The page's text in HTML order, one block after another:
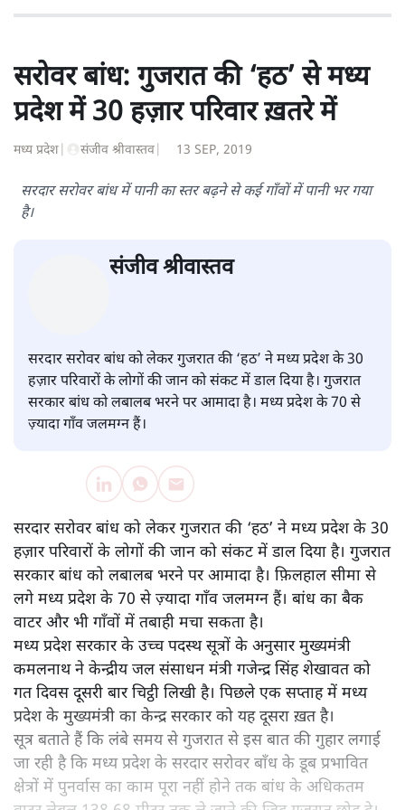
सरोवर बांध: गुजरात की ‘हठ’ से मध्य
प्रदेश में 30 हज़ार परिवार ख़तरे में
मध्य प्रदेश संजीव श्रीवास्तव 13 SEP, 2019
सरदार सरोवर बांध में पानी का स्तर बढ़ने से कई गाँवों में पानी भर गया
है।
संजीव श्रीवास्तव
सरदार सरोवर बांध को लेकर गुजरात की ‘हठ’ ने मध्य प्रदेश के 30
हज़ार परिवारों के लोगों की जान को संकट में डाल दिया है। गुजरात
सरकार बांध को लबालब भरने पर आमादा है। मध्य प्रदेश के 70 से
ज़्यादा गाँव जलमग्न हैं।
सरदार सरोवर बांध को लेकर गुजरात की ‘हठ’ ने मध्य प्रदेश के 30
हज़ार परिवारों के लोगों की जान को संकट में डाल दिया है। गुजरात
सरकार बांध को लबालब भरने पर आमादा है। फ़िलहाल सीमा से